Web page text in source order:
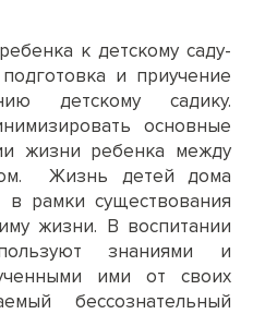
к детскому саду-
и приучение
детскому садику.
основные
жизни ребенка между
Жизнь детей дома
рамки существования
жизни. В воспитании
знаниями и
ими от своих
бессознательный